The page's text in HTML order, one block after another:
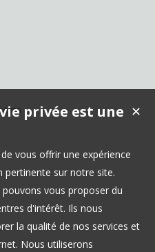
✕
privée est une
vous offrir une expérience
sur notre site.
vous proposer du
d'intérêt. Ils nous
la qualité de nos services et
Nous utiliserons